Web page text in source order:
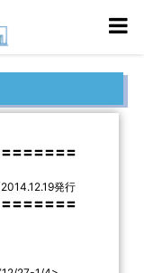
〓〓〓〓〓〓
発行
〓〓〓〓〓〓